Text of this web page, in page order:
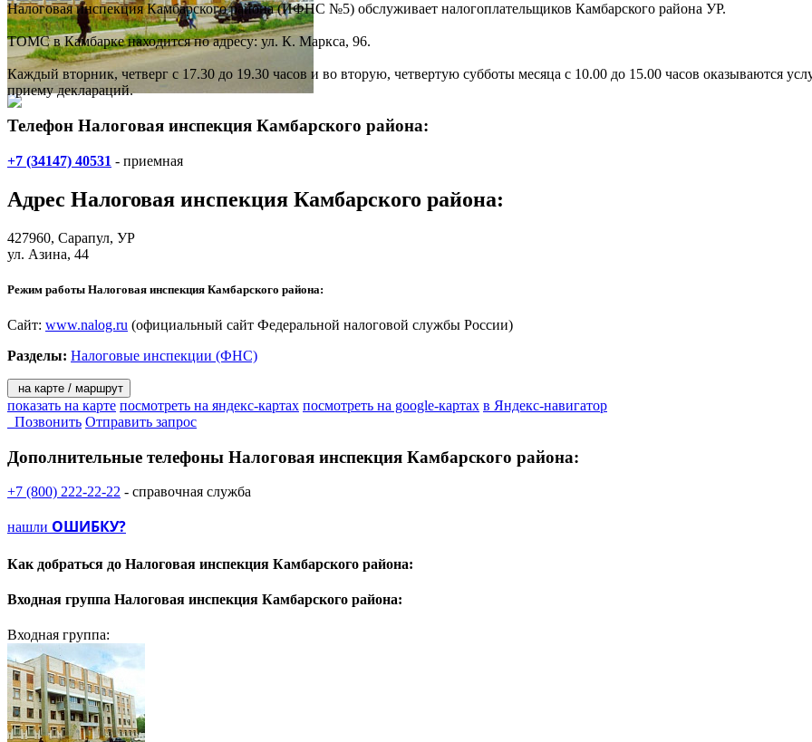
Налоговая инспекция Камбарского района (ИФНС №5) обслуживает налогоплательщиков Камбарского района УР.
ТОМС в Камбарке находится по адресу: ул. К. Маркса, 96.
Каждый вторник, четверг с 17.30 до 19.30 часов и во вторую, четвертую субботы месяца с 10.00 до 15.00 часов оказываются
приему деклараций.
Телефон Налоговая инспекция Камбарского района:
+7 (34147) 40531 - приемная
Адрес Налоговая инспекция Камбарского района:
427960, Сарапул, УР
ул. Азина, 44
Режим работы Налоговая инспекция Камбарского района:
Сайт: www.nalog.ru (официальный сайт Федеральной налоговой службы России)
Разделы: Налоговые инспекции (ФНС)
на карте / маршрут
показать на карте посмотреть на яндекс-картах посмотреть на google-картах в Яндекс-навигатор
Позвонить Отправить запрос
Дополнительные телефоны Налоговая инспекция Камбарского района:
+7 (800) 222-22-22 - справочная служба
нашли ОШИБКУ?
Как добраться до Налоговая инспекция Камбарского района:
Входная группа Налоговая инспекция Камбарского района:
Входная группа: